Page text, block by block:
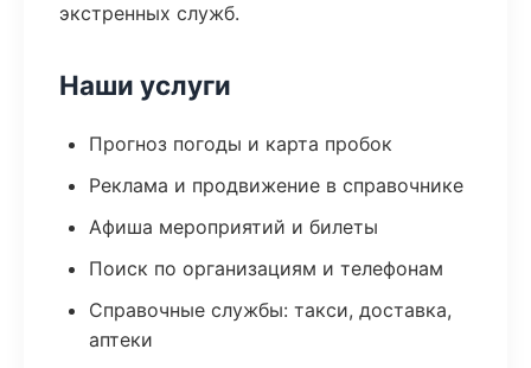
экстренных служб.
Наши услуги
Прогноз погоды и карта пробок
Реклама и продвижение в справочнике
Афиша мероприятий и билеты
Поиск по организациям и телефонам
Справочные службы: такси, доставка,
аптеки